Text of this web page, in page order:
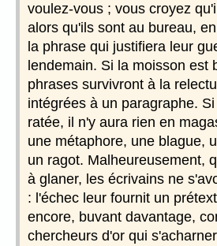
voulez-vous ; vous croyez
alors qu'ils sont au bureau,
la phrase qui justifiera leur
lendemain. Si la moisson est
phrases survivront à la
intégrées à un paragraphe.
ratée, il n'y aura rien en
une métaphore, une blague,
un ragot. Malheureusement,
à glaner, les écrivains ne
: l'échec leur fournit un
encore, buvant davantage,
chercheurs d'or qui